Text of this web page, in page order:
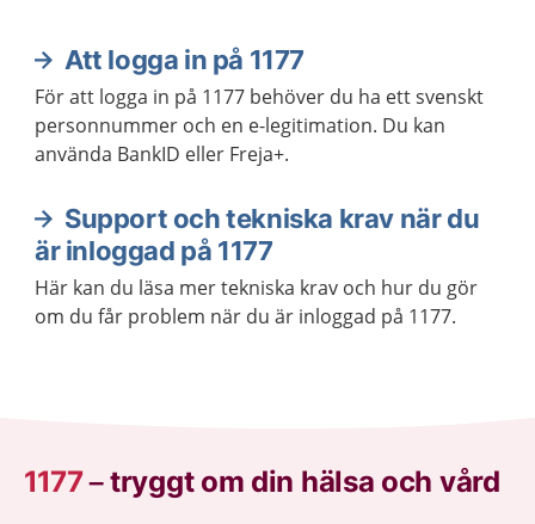
Aktuella artiklar
Att logga in på 1177
För att logga in på 1177 behöver du ha ett svenskt
personnummer och en e-legitimation. Du kan
använda BankID eller Freja+.
Support och tekniska krav när du
är inloggad på 1177
Här kan du läsa mer tekniska krav och hur du gör
om du får problem när du är inloggad på 1177.
1177–tryggt om din hälsa och vård